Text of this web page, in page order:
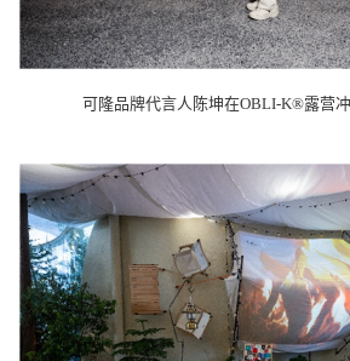
可隆品牌代言人陈坤在OBLI-K®露营